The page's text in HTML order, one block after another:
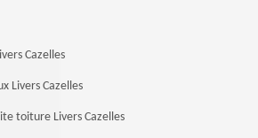
Cazelles
Livers Cazelles
toiture Livers Cazelles